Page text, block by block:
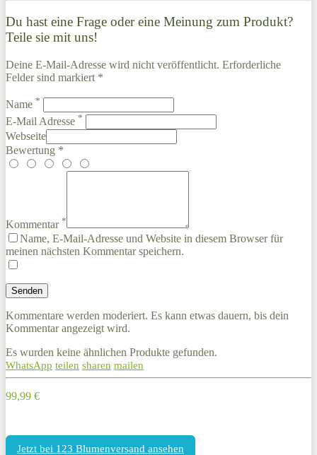
Du hast eine Frage oder eine Meinung zum Produkt?
Teile sie mit uns!
Deine E-Mail-Adresse wird nicht veröffentlicht. Erforderliche
Felder sind markiert *
Name *
E-Mail Adresse *
Webseite
Bewertung *
Kommentar *
Name, E-Mail-Adresse und Website in diesem Browser für
meinen nächsten Kommentar speichern.
Kommentare werden moderiert. Es kann etwas dauern, bis dein
Kommentar angezeigt wird.
Es wurden keine ähnlichen Produkte gefunden.
WhatsApp teilen sharen mailen
99,99 €
Jetzt bei 123 Blumenversand ansehen